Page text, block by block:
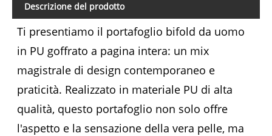
Descrizione del prodotto
Ti presentiamo il portafoglio bifold da uomo
in PU goffrato a pagina intera: un mix
magistrale di design contemporaneo e
praticità. Realizzato in materiale PU di alta
qualità, questo portafoglio non solo offre
l'aspetto e la sensazione della vera pelle, ma